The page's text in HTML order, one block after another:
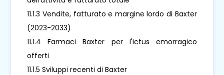
11.1.3 Vendite, fatturato e margine lordo di Baxter
(2023-2033)
11.1.4 Farmaci Baxter per l'ictus emorragico
offerti
11.1.5 Sviluppi recenti di Baxter